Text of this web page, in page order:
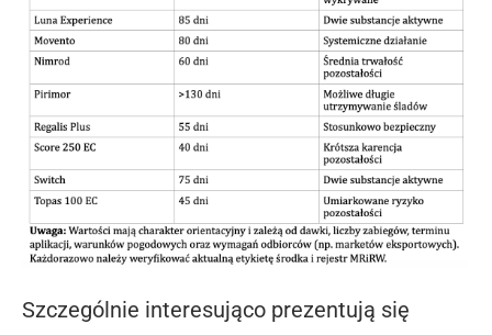
Szczególnie interesująco prezentują się